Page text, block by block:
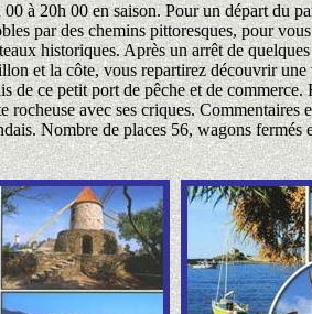
à 20h 00 en saison. Pour un départ du
par des chemins pittoresques, pour
historiques. Après un arrêt de
et la côte, vous repartirez découvrir une
de ce petit port de pêche et de
rocheuse avec ses criques.
Nombre de places 56, wagons fermés